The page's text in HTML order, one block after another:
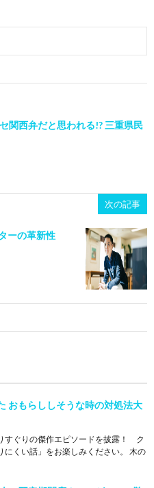
関西弁だと思われる!? 三重県民
次の記事
ーの革新性
おもらししそうな時の対処法大
すぐりの傑作エピソードを披露！ ク
にくい話」をお楽しみください。 木の